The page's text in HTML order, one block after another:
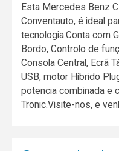
Esta Mercedes Benz
Conventauto, é ideal
tecnologia.Conta com
Bordo, Controlo de
Consola Central, Ecrã
USB, motor Híbrido
potencia combinada e
Tronic.Visite-nos, e